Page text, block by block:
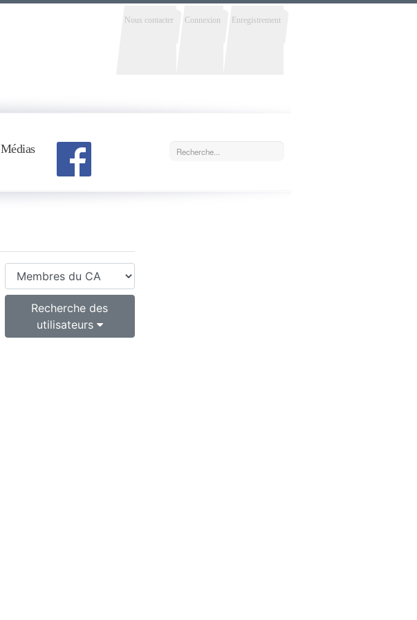
Nous contacter Connexion Enregistrement
Médias
Recherche des
utilisateurs